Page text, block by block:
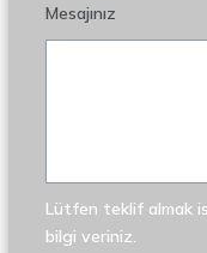
Mesajınız
Lütfen teklif almak
bilgi veriniz.